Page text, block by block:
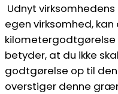
Udnyt
egen virksomhed, kan
kilometergodtgørelse
betyder, at du ikke
godtgørelse op til
overstiger denne